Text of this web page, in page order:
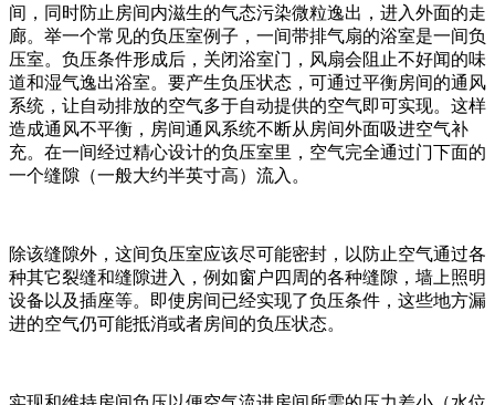
间，同时防止房间内滋生的气态污染微粒逸出，进入外面的走
廊。举一个常见的负压室例子，一间带排气扇的浴室是一间负
压室。负压条件形成后，关闭浴室门，风扇会阻止不好闻的味
道和湿气逸出浴室。要产生负压状态，可通过平衡房间的通风
系统，让自动排放的空气多于自动提供的空气即可实现。这样
造成通风不平衡，房间通风系统不断从房间外面吸进空气补
充。在一间经过精心设计的负压室里，空气完全通过门下面的
一个缝隙（一般大约半英寸高）流入。
除该缝隙外，这间负压室应该尽可能密封，以防止空气通过各
种其它裂缝和缝隙进入，例如窗户四周的各种缝隙，墙上照明
设备以及插座等。即使房间已经实现了负压条件，这些地方漏
进的空气仍可能抵消或者房间的负压状态。